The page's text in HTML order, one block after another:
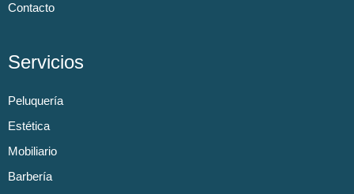
Contacto
Servicios
Peluquería
Estética
Mobiliario
Barbería